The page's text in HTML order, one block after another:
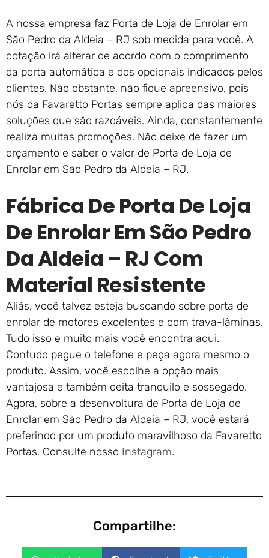
A nossa empresa faz Porta de Loja de Enrolar em
São Pedro da Aldeia – RJ sob medida para você. A
cotação irá alterar de acordo com o comprimento
da porta automática e dos opcionais indicados pelos
clientes. Não obstante, não fique apreensivo, pois
nós da Favaretto Portas sempre aplica das maiores
soluções que são razoáveis. Ainda, constantemente
realiza muitas promoções. Não deixe de fazer um
orçamento e saber o valor de Porta de Loja de
Enrolar em São Pedro da Aldeia – RJ.
Fábrica De Porta De Loja
De Enrolar Em São Pedro
Da Aldeia – RJ Com
Material Resistente
Aliás, você talvez esteja buscando sobre porta de
enrolar de motores excelentes e com trava-lâminas.
Tudo isso e muito mais você encontra aqui.
Contudo pegue o telefone e peça agora mesmo o
produto. Assim, você escolhe a opção mais
vantajosa e também deita tranquilo e sossegado.
Agora, sobre a desenvoltura de Porta de Loja de
Enrolar em São Pedro da Aldeia – RJ, você estará
preferindo por um produto maravilhoso da Favaretto
Portas. Consulte nosso Instagram.
Compartilhe: